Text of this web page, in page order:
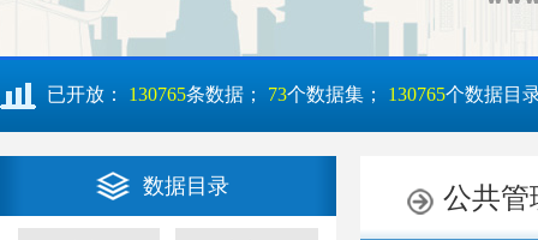
已开放： 130765条数据； 73个数据集； 130765个数据目
数据目录